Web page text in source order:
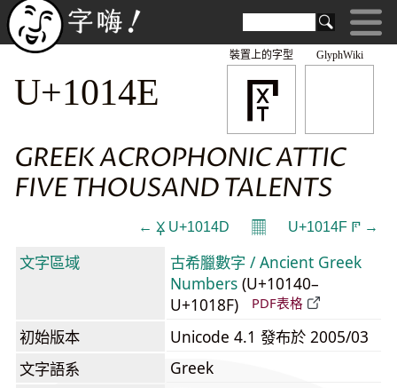
GlyphWiki
𐅎
裝置上的字型
U+1014E
GREEK ACROPHONIC ATTIC
FIVE THOUSAND TALENTS
← 𐅍 U+1014D 𝄜 U+1014F 𐅏 →
文字區域
古希臘數字 / Ancient Greek
Numbers (U+10140–
U+1018F)
PDF表格
初始版本
Unicode 4.1 發布於 2005/03
文字語系
Greek